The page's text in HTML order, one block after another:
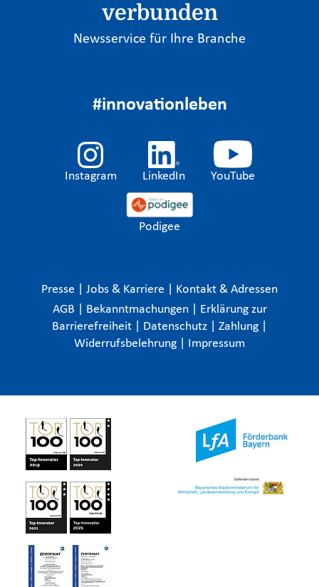
verbunden
Newsservice für Ihre Branche
#innovationleben
Instagram LinkedIn YouTube
Podigee
Presse Jobs & Karriere
Kontakt & Adressen
AGB
Bekanntmachungen
Erklärung zur
Barrierefreiheit
Datenschutz Zahlung
Widerrufsbelehrung
Impressum